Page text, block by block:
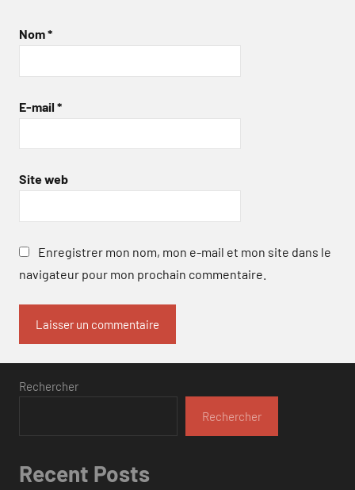
Nom*
E-mail *
Site web
Enregistrer mon nom, mon e-mail et mon site dans le
navigateur pour mon prochain commentaire.
Rechercher
Rechercher
Recent Posts